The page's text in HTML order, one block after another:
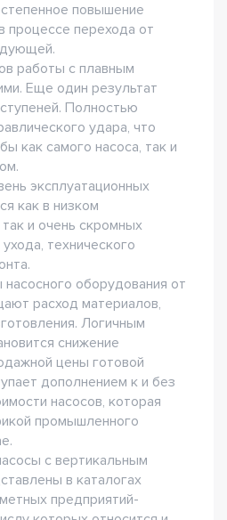
повышение
процессе перехода от
работы с плавным
Еще один результат
Полностью
удара, что
как самого насоса, так и
эксплуатационных
как в низком
и очень скромных
технического
оборудования от
расход материалов,
Логичным
снижение
цены готовой
дополнением к и без
насосов, которая
промышленного
с вертикальным
в каталогах
предприятий-